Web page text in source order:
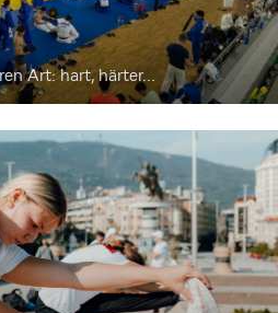
Art: hart, härter...